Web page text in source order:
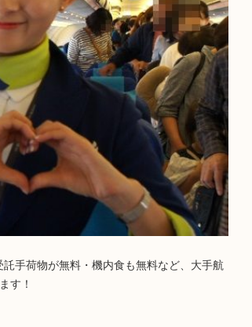
手荷物が無料・機内食も無料など、大手航
す！